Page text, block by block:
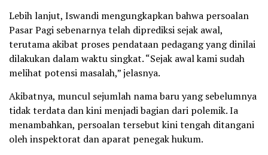
Lebih lanjut, Iswandi mengungkapkan bahwa persoalan
Pasar Pagi sebenarnya telah diprediksi sejak awal,
terutama akibat proses pendataan pedagang yang dinilai
dilakukan dalam waktu singkat. “Sejak awal kami sudah
melihat potensi masalah,” jelasnya.
Akibatnya, muncul sejumlah nama baru yang sebelumnya
tidak terdata dan kini menjadi bagian dari polemik. Ia
menambahkan, persoalan tersebut kini tengah ditangani
oleh inspektorat dan aparat penegak hukum.